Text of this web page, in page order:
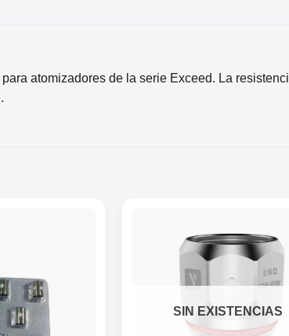
atomizadores de la serie Exceed. La
SIN EXISTENCIAS